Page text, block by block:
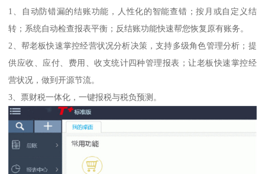
1、自动防错漏的结账功能，人性化的智能查错；按月或自定义结
转；系统自动检查报表平衡；反结账功能快速帮您恢复原有账务。
2、帮老板快速掌控经营状况分析决策，支持多级角色管理分析；提
供应收、应付、费用、收支统计四种管理报表；让老板快速掌控经
营状况，做到开源节流。
3、票财税一体化，一键报税与税负预测。